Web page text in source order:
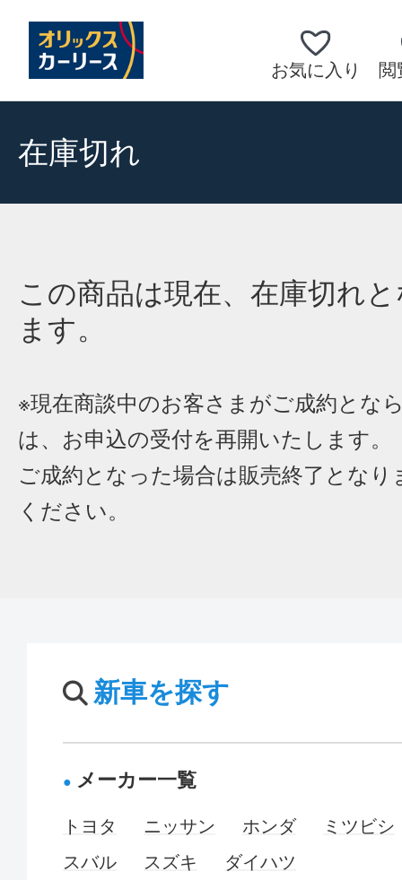
お気に入り 閲
在庫切れ
この商品は現在、在庫切れ
ます。
※現在商談中のお客さまがご成約とな
は、お申込の受付を再開いたします。
ご成約となった場合は販売終了となり
ください。
新車を探す
メーカー一覧
トヨタ ニッサン ホンダ
ミツビシ
スバル
スズキ ダイハツ